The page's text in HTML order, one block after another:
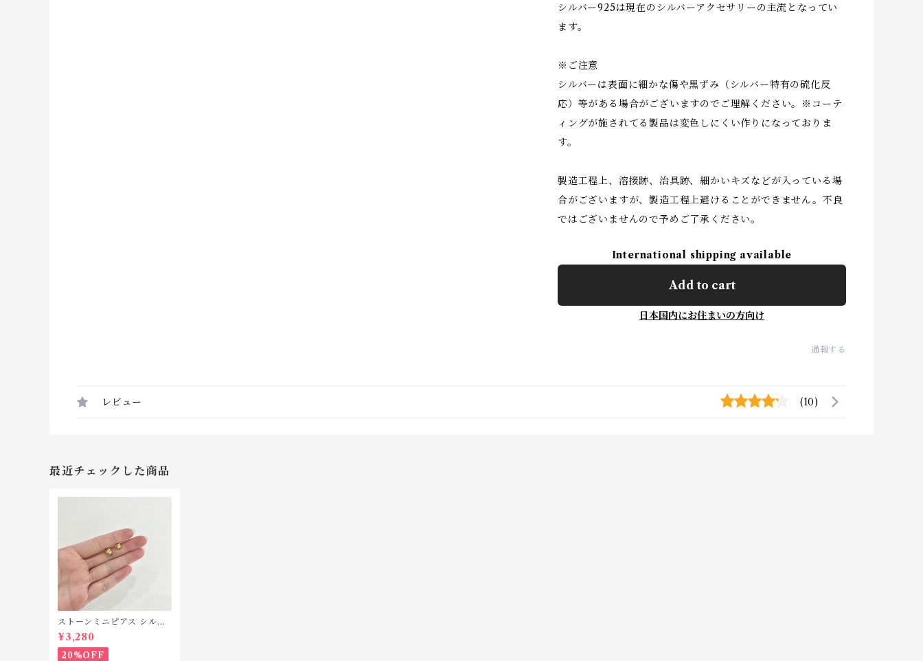
シルバー925は現在のシルバーアクセサリーの主流となってい
ます。
※ご注意
シルバーは表面に細かな傷や黒ずみ（シルバー特有の硫化反
応）等がある場合がございますのでご理解ください。※コーテ
ィングが施されてる製品は変色しにくい作りになっておりま
す。
製造工程上、溶接跡、治具跡、細かいキズなどが入っている場
合がございますが、製造工程上避けることができません。不良
ではございませんので予めご了承ください。
International shipping available
Add to cart
日本国内にお住まいの方向け
通報する
レビュー (10)
最近チェックした商品
ストーンミニピアス シルバ
ー925 P181
¥3,280
20%OFF